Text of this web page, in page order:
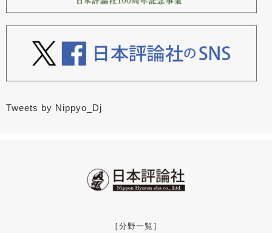
Tweets by Nippyo_Dj
［分野一覧］